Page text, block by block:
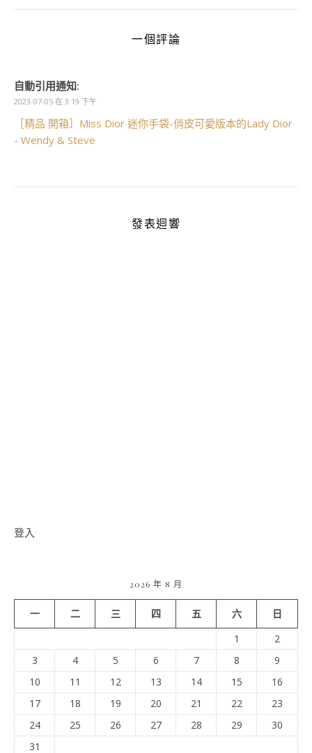
一個評論
自動引用通知:
2023-07-05 在 3:19 下午
［精品 開箱］Miss Dior 迷你手袋-俏皮可愛版本的Lady Dior
- Wendy & Steve
發表迴響
登入
2026 年 8 月
一 二 三 四 五 六
日
1
2
3
4 5 6 7 8
9
10
11 12 13 14 15
16
17
18 19 20 21 22
23
24
25 26 27 28 29
30
31